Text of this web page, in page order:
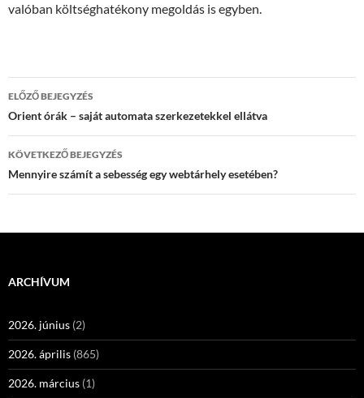
valóban költséghatékony megoldás is egyben.
Bejegyzés
navigáció
ELŐZŐ BEJEGYZÉS
Orient órák – saját automata szerkezetekkel ellátva
KÖVETKEZŐ BEJEGYZÉS
Mennyire számít a sebesség egy webtárhely esetében?
ARCHÍVUM
2026. június (2)
2026. április (865)
2026. március (1)